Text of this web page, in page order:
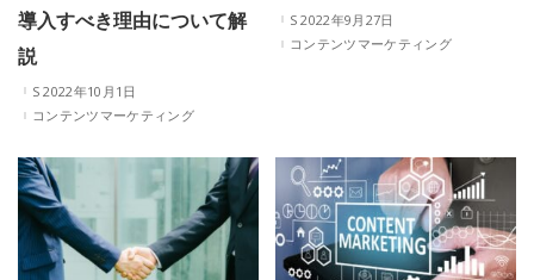
導入すべき理由について解
説
2022年10月1日
コンテンツマーケティング
2022年9月27日
コンテンツマーケティング